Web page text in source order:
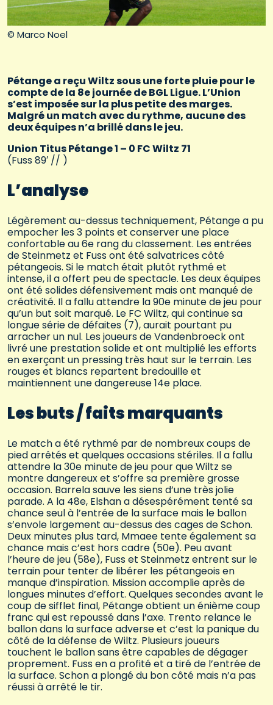
© Marco Noel
Pétange a reçu Wiltz sous une forte pluie pour le
compte de la 8e journée de BGL Ligue. L’Union
s’est imposée sur la plus petite des marges.
Malgré un match avec du rythme, aucune des
deux équipes n’a brillé dans le jeu.
Union Titus Pétange 1 – 0 FC Wiltz 71
(Fuss 89′ // )
L’analyse
Légèrement au-dessus techniquement, Pétange a pu
empocher les 3 points et conserver une place
confortable au 6e rang du classement. Les entrées
de Steinmetz et Fuss ont été salvatrices côté
pétangeois. Si le match était plutôt rythmé et
intense, il a offert peu de spectacle. Les deux équipes
ont été solides défensivement mais ont manqué de
créativité. Il a fallu attendre la 90e minute de jeu pour
qu’un but soit marqué. Le FC Wiltz, qui continue sa
longue série de défaites (7), aurait pourtant pu
arracher un nul. Les joueurs de Vandenbroeck ont
livré une prestation solide et ont multiplié les efforts
en exerçant un pressing très haut sur le terrain. Les
rouges et blancs repartent bredouille et
maintiennent une dangereuse 14e place.
Les buts / faits marquants
Le match a été rythmé par de nombreux coups de
pied arrêtés et quelques occasions stériles. Il a fallu
attendre la 30e minute de jeu pour que Wiltz se
montre dangereux et s’offre sa première grosse
occasion. Barrela sauve les siens d’une très jolie
parade. A la 48e, Elshan a désespérément tenté sa
chance seul à l’entrée de la surface mais le ballon
s’envole largement au-dessus des cages de Schon.
Deux minutes plus tard, Mmaee tente également sa
chance mais c’est hors cadre (50e). Peu avant
l’heure de jeu (58e), Fuss et Steinmetz entrent sur le
terrain pour tenter de libérer les pétangeois en
manque d’inspiration. Mission accomplie après de
longues minutes d’effort. Quelques secondes avant le
coup de sifflet final, Pétange obtient un énième coup
franc qui est repoussé dans l’axe. Trento relance le
ballon dans la surface adverse et c’est la panique du
côté de la défense de Wiltz. Plusieurs joueurs
touchent le ballon sans être capables de dégager
proprement. Fuss en a profité et a tiré de l’entrée de
la surface. Schon a plongé du bon côté mais n’a pas
réussi à arrêté le tir.